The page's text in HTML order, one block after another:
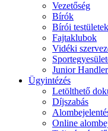
Vezetőség
Bírók
Bírói testületek
Fajtaklubok
Vidéki
Junior
Ügyintézés
Letölthető
Díjszabás
Online